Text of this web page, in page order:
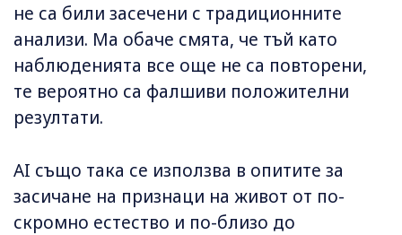
не са били засечени с традиционните
анализи. Ма обаче смята, че тъй като
наблюденията все още не са повторени,
те вероятно са фалшиви положителни
резултати.
AI също така се използва в опитите за
засичане на признаци на живот от по-
скромно естество и по-близо до